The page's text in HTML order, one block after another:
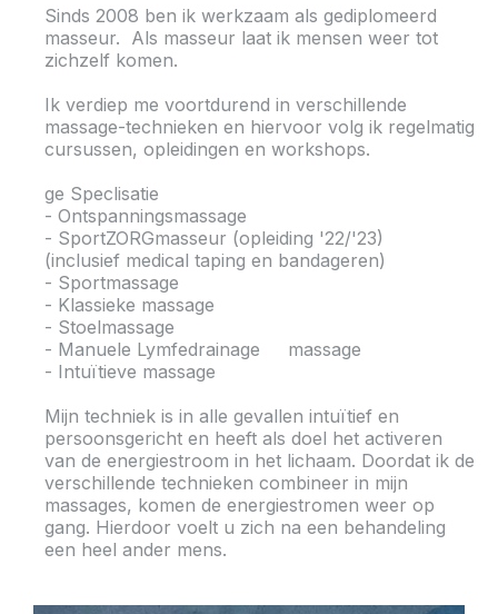
Sinds 2008 ben ik werkzaam als gediplomeerd
masseur. Als masseur laat ik mensen weer tot
zichzelf komen.
Ik verdiep me voortdurend in verschillende
massage-technieken en hiervoor volg ik regelmatig
cursussen, opleidingen en workshops.
ge Speclisatie
- Ontspanningsmassage
- SportZORGmasseur (opleiding '22/'23)
(inclusief medical taping en bandageren)
- Sportmassage
- Klassieke massage
- Stoelmassage
- Manuele Lymfedrainage massage
- Intuïtieve massage
Mijn techniek is in alle gevallen intuïtief en
persoonsgericht en heeft als doel het activeren
van de energiestroom in het lichaam. Doordat ik de
verschillende technieken combineer in mijn
massages, komen de energiestromen weer op
gang. Hierdoor voelt u zich na een behandeling
een heel ander mens.